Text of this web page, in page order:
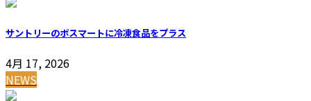
サントリーのボスマートに冷凍食品をプラス
4月 17, 2026
NEWS